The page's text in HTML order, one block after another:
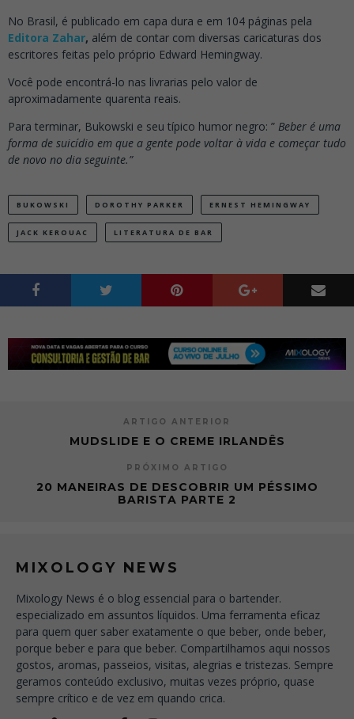
No Brasil, é publicado em capa dura e em 104 páginas pela
Editora Zahar, além de contar com diversas caricaturas dos
escritores feitas pelo próprio Edward Hemingway.
Você pode encontrá-lo nas livrarias pelo valor de
aproximadamente quarenta reais.
Para terminar, Bukowski e seu típico humor negro: ” Beber é uma
forma de suicídio em que a gente pode voltar à vida e começar tudo
de novo no dia seguinte.”
BUKOWSKI DOROTHY PARKER ERNEST HEMINGWAY
JACK KEROUAC LITERATURA DE BAR
ARTIGO ANTERIOR
MUDSLIDE E O CREME IRLANDÊS
PRÓXIMO ARTIGO
20 MANEIRAS DE DESCOBRIR UM PÉSSIMO
BARISTA PARTE 2
MIXOLOGY NEWS
Mixology News é o blog essencial para o bartender.
especializado em assuntos líquidos. Uma ferramenta eficaz
para quem quer saber exatamente o que beber, onde beber,
porque beber e para que beber. Compartilhamos aqui nossos
gostos, aromas, passeios, visitas, alegrias e tristezas. Sempre
geramos conteúdo exclusivo, muitas vezes próprio, quase
sempre crítico e de vez em quando crica.